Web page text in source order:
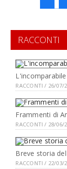
RACCONTI
RACCONTI / 26/07/
Frammenti di
RACCONTI / 28/06/
Breve storia
RACCONTI / 22/03/